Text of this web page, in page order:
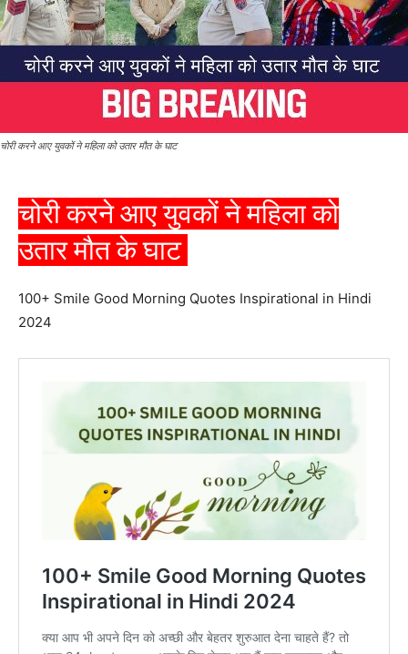
चोरी करने आए युवकों ने महिला को उतार मौत के घाट
चोरी करने आए युवकों ने महिला को
उतार मौत के घाट
100+ Smile Good Morning Quotes Inspirational in Hindi
2024